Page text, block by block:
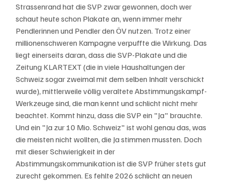
Strassenrand hat die SVP zwar gewonnen, doch wer
schaut heute schon Plakate an, wenn immer mehr
Pendlerinnen und Pendler den ÖV nutzen. Trotz einer
millionenschweren Kampagne verpuffte die Wirkung. Das
liegt einerseits daran, dass die SVP-Plakate und die
Zeitung KLARTEXT (die in viele Haushaltungen der
Schweiz sogar zweimal mit dem selben Inhalt verschickt
wurde), mittlerweile völlig veraltete Abstimmungskampf-
Werkzeuge sind, die man kennt und schlicht nicht mehr
beachtet. Kommt hinzu, dass die SVP ein "Ja" brauchte.
Und ein "Ja zur 10 Mio. Schweiz" ist wohl genau das, was
die meisten nicht wollten, die Ja stimmen mussten. Doch
mit dieser Schwierigkeit in der
Abstimmungskommunikation ist die SVP früher stets gut
zurecht gekommen. Es fehlte 2026 schlicht an neuen